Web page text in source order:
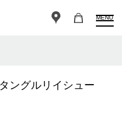
MENU
ングルリイシュー